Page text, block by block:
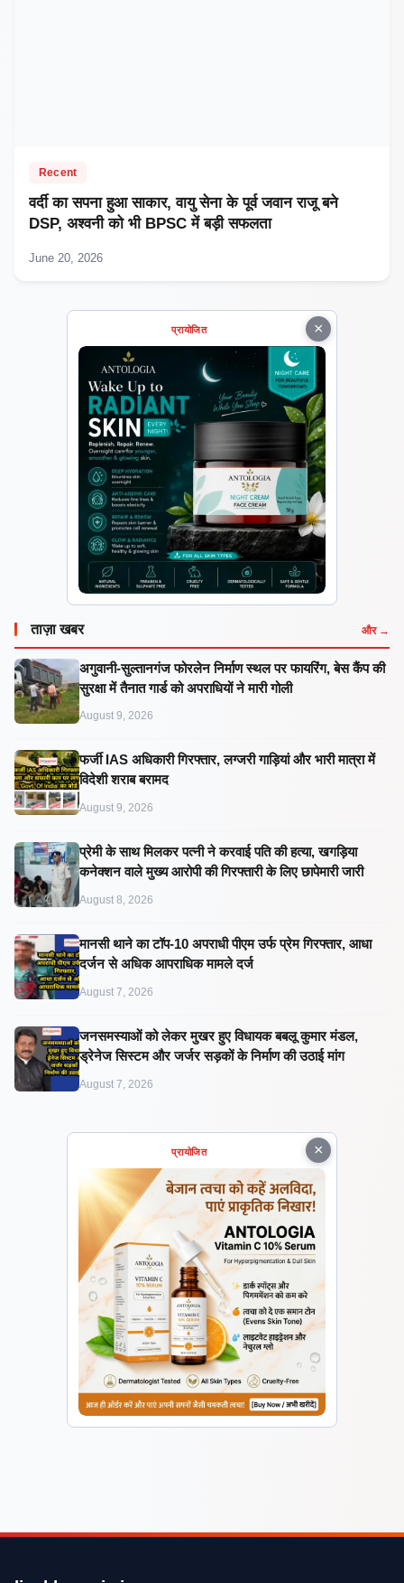
Recent
वर्दी का सपना हुआ साकार, वायु सेना के पूर्व जवान राजू बने
DSP, अश्वनी को भी BPSC में बड़ी सफलता
June 20, 2026
×
प्रायोजित
ताज़ा खबर और →
अगुवानी-सुल्तानगंज फोरलेन निर्माण स्थल पर फायरिंग, बेस कैंप की
सुरक्षा में तैनात गार्ड को अपराधियों ने मारी गोली
August 9, 2026
फर्जी IAS अधिकारी गिरफ्तार, लग्जरी गाड़ियां और भारी मात्रा में
विदेशी शराब बरामद
August 9, 2026
प्रेमी के साथ मिलकर पत्नी ने करवाई पति की हत्या, खगड़िया
कनेक्शन वाले मुख्य आरोपी की गिरफ्तारी के लिए छापेमारी जारी
August 8, 2026
मानसी थाने का टॉप-10 अपराधी पीएम उर्फ प्रेम गिरफ्तार, आधा
दर्जन से अधिक आपराधिक मामले दर्ज
August 7, 2026
जनसमस्याओं को लेकर मुखर हुए विधायक बबलू कुमार मंडल,
ड्रेनेज सिस्टम और जर्जर सड़कों के निर्माण की उठाई मांग
August 7, 2026
×
प्रायोजित